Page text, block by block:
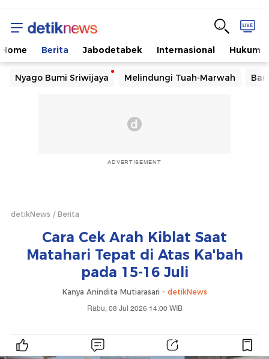
Home Berita Jabodetabek Internasional Hukum
Nyago Bumi Sriwijaya Melindungi Tuah-Marwah
ADVERTISEMENT
detikNews Berita
Cara Cek Arah Kiblat Saat
Matahari Tepat di Atas Ka'bah
pada 15-16 Juli
Kanya Anindita Mutiarasari - detikNews
Rabu, 08 Jul 2026 14:00 WIB